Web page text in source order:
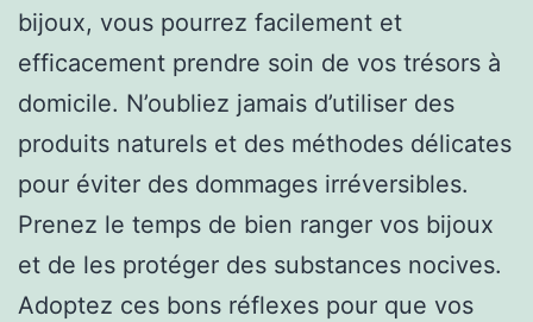
bijoux, vous pourrez facilement et
efficacement prendre soin de vos trésors à
domicile. N’oubliez jamais d’utiliser des
produits naturels et des méthodes délicates
pour éviter des dommages irréversibles.
Prenez le temps de bien ranger vos bijoux
et de les protéger des substances nocives.
Adoptez ces bons réflexes pour que vos